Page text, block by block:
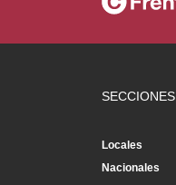
SECCIONES
Locales
Nacionales